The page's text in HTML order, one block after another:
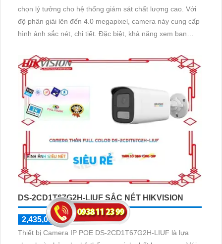
chọn lý tưởng cho hệ thống giám sát chất lượng cao. Với
độ phân giải lên đến 4.0 megapixel, camera này cung cấp
hình ảnh sắc nét, chi tiết. Đặc biệt, khả năng xem ban
trong điều kiện thiếu sáng
DS-2CD1T67G2H-LIUF SẮC NÉT HIKVISION
2,435,000 ₫
3,480,000 ₫
Thiết bị Camera IP POE DS-2CD1T67G2H-LIUF là lựa